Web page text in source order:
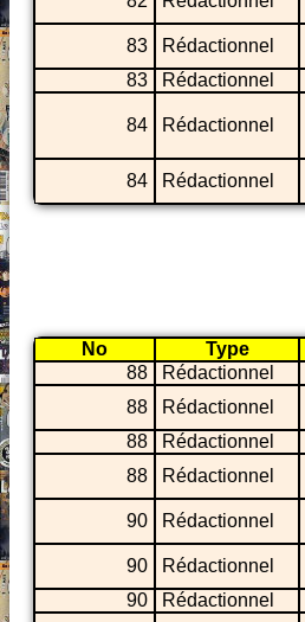
83
Rédactionnel
83
Rédactionnel
84 Rédactionnel
84 Rédactionnel
No Type
88
Rédactionnel
88
Rédactionnel
88
Rédactionnel
88
Rédactionnel
90 Rédactionnel
90
Rédactionnel
90
Rédactionnel